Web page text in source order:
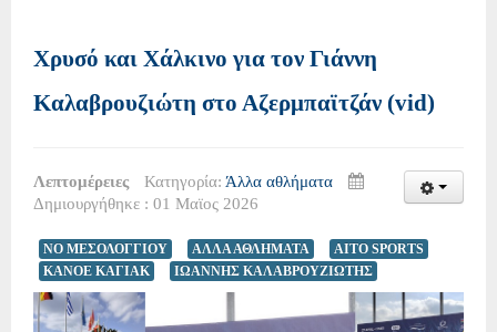
Χρυσό και Χάλκινο για τον Γιάννη
Καλαβρουζιώτη στο Αζερμπαϊτζάν (vid)
Λεπτομέρειες Κατηγορία: Άλλα αθλήματα
Δημιουργήθηκε : 01 Μαϊος 2026
ΝΟ ΜΕΣΟΛΟΓΓΙΟΥ ΑΛΛΑ ΑΘΛΗΜΑΤΑ
AITO SPORTS
ΚΑΝΟΕ ΚΑΓΙΑΚ
ΙΩΑΝΝΗΣ ΚΑΛΑΒΡΟΥΖΙΩΤΗΣ